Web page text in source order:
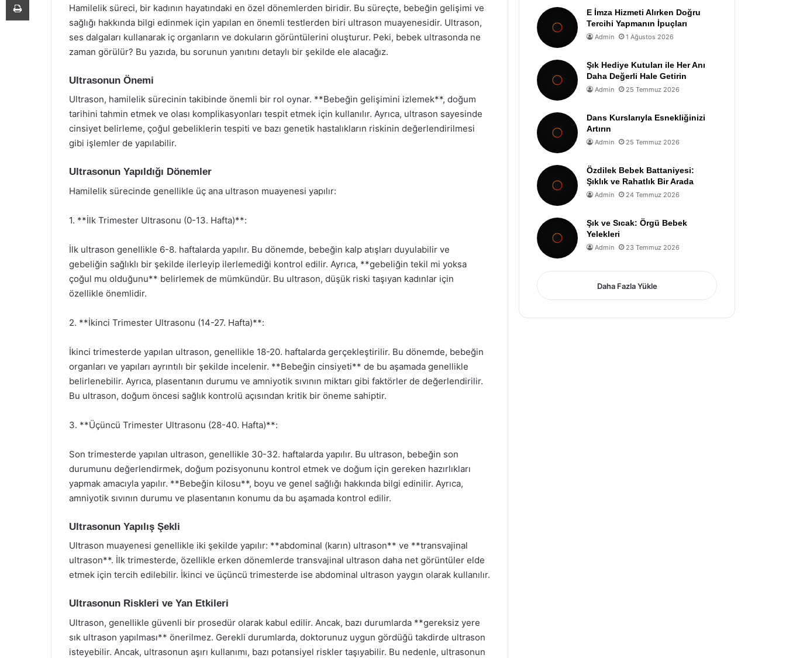
Hamilelik süreci, bir kadının hayatındaki en özel dönemlerden biridir. Bu süreçte, bebeğin gelişimi ve
sağlığı hakkında bilgi edinmek için yapılan en önemli testlerden biri ultrason muayenesidir. Ultrason,
ses dalgaları kullanarak iç organların ve dokuların görüntülerini oluşturur. Peki, bebek ultrasonda ne
zaman görülür? Bu yazıda, bu sorunun yanıtını detaylı bir şekilde ele alacağız.
Ultrasonun Önemi
Ultrason, hamilelik sürecinin takibinde önemli bir rol oynar. **Bebeğin gelişimini izlemek**, doğum
tarihini tahmin etmek ve olası komplikasyonları tespit etmek için kullanılır. Ayrıca, ultrason sayesinde
cinsiyet belirleme, çoğul gebeliklerin tespiti ve bazı genetik hastalıkların riskinin değerlendirilmesi
gibi işlemler de yapılabilir.
Ultrasonun Yapıldığı Dönemler
Hamilelik sürecinde genellikle üç ana ultrason muayenesi yapılır:
1. **İlk Trimester Ultrasonu (0-13. Hafta)**:
İlk ultrason genellikle 6-8. haftalarda yapılır. Bu dönemde, bebeğin kalp atışları duyulabilir ve
gebeliğin sağlıklı bir şekilde ilerleyip ilerlemediği kontrol edilir. Ayrıca, **gebeliğin tekil mi yoksa
çoğul mu olduğunu** belirlemek de mümkündür. Bu ultrason, düşük riski taşıyan kadınlar için
özellikle önemlidir.
2. **İkinci Trimester Ultrasonu (14-27. Hafta)**:
İkinci trimesterde yapılan ultrason, genellikle 18-20. haftalarda gerçekleştirilir. Bu dönemde, bebeğin
organları ve yapıları ayrıntılı bir şekilde incelenir. **Bebeğin cinsiyeti** de bu aşamada genellikle
belirlenebilir. Ayrıca, plasentanın durumu ve amniyotik sıvının miktarı gibi faktörler de değerlendirilir.
Bu ultrason, doğum öncesi sağlık kontrolü açısından kritik bir öneme sahiptir.
3. **Üçüncü Trimester Ultrasonu (28-40. Hafta)**:
Son trimesterde yapılan ultrason, genellikle 30-32. haftalarda yapılır. Bu ultrason, bebeğin son
durumunu değerlendirmek, doğum pozisyonunu kontrol etmek ve doğum için gereken hazırlıkları
yapmak amacıyla yapılır. **Bebeğin kilosu**, boyu ve genel sağlığı hakkında bilgi edinilir. Ayrıca,
amniyotik sıvının durumu ve plasentanın konumu da bu aşamada kontrol edilir.
Ultrasonun Yapılış Şekli
Ultrason muayenesi genellikle iki şekilde yapılır: **abdominal (karın) ultrason** ve **transvajinal
ultrason**. İlk trimesterde, özellikle erken dönemlerde transvajinal ultrason daha net görüntüler elde
etmek için tercih edilebilir. İkinci ve üçüncü trimesterde ise abdominal ultrason yaygın olarak kullanılır.
Ultrasonun Riskleri ve Yan Etkileri
Ultrason, genellikle güvenli bir prosedür olarak kabul edilir. Ancak, bazı durumlarda **gereksiz yere
sık ultrason yapılması** önerilmez. Gerekli durumlarda, doktorunuz uygun gördüğü takdirde ultrason
isteyebilir. Ancak, ultrasonun aşırı kullanımı, bazı potansiyel riskler taşıyabilir. Bu nedenle, ultrasonun
E İmza Hizmeti Alırken Doğru
Tercihi Yapmanın İpuçları
Admin 1 Ağustos 2026
Şık Hediye Kutuları ile Her Anı
Daha Değerli Hale Getirin
Admin 25 Temmuz 2026
Dans Kurslarıyla Esnekliğinizi
Artırın
Admin 25 Temmuz 2026
Özdilek Bebek Battaniyesi:
Şıklık ve Rahatlık Bir Arada
Admin 24 Temmuz 2026
Şık ve Sıcak: Örgü Bebek
Yelekleri
Admin 23 Temmuz 2026
Daha Fazla Yükle